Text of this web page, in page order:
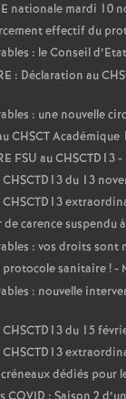
nationale mardi 10
effectif du
: le Conseil
: Déclaration au
: une nouvelle
CHSCT Académique
FSU au CHSCTD13
du 13
carence suspendu
: vos droits sont
protocole sanitaire! -
: nouvelle
du 15
dédiés pour